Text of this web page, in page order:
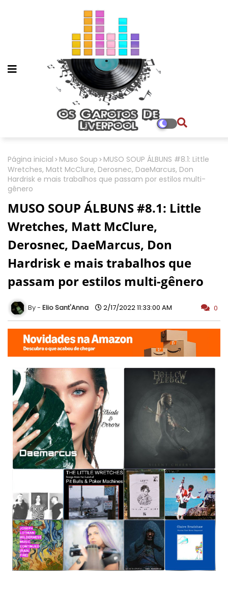
Página inicial Muso Soup
MUSO SOUP ÁLBUNS #8.1: Little
Wretches, Matt McClure, Derosnec, DaeMarcus, Don
Hardrisk e mais trabalhos que passam por estilos multi-
gênero
MUSO SOUP ÁLBUNS #8.1: Little
Wretches, Matt McClure,
Derosnec, DaeMarcus, Don
Hardrisk e mais trabalhos que
passam por estilos multi-gênero
Elio Sant'Anna 2/17/2022 11:33:00 AM 0